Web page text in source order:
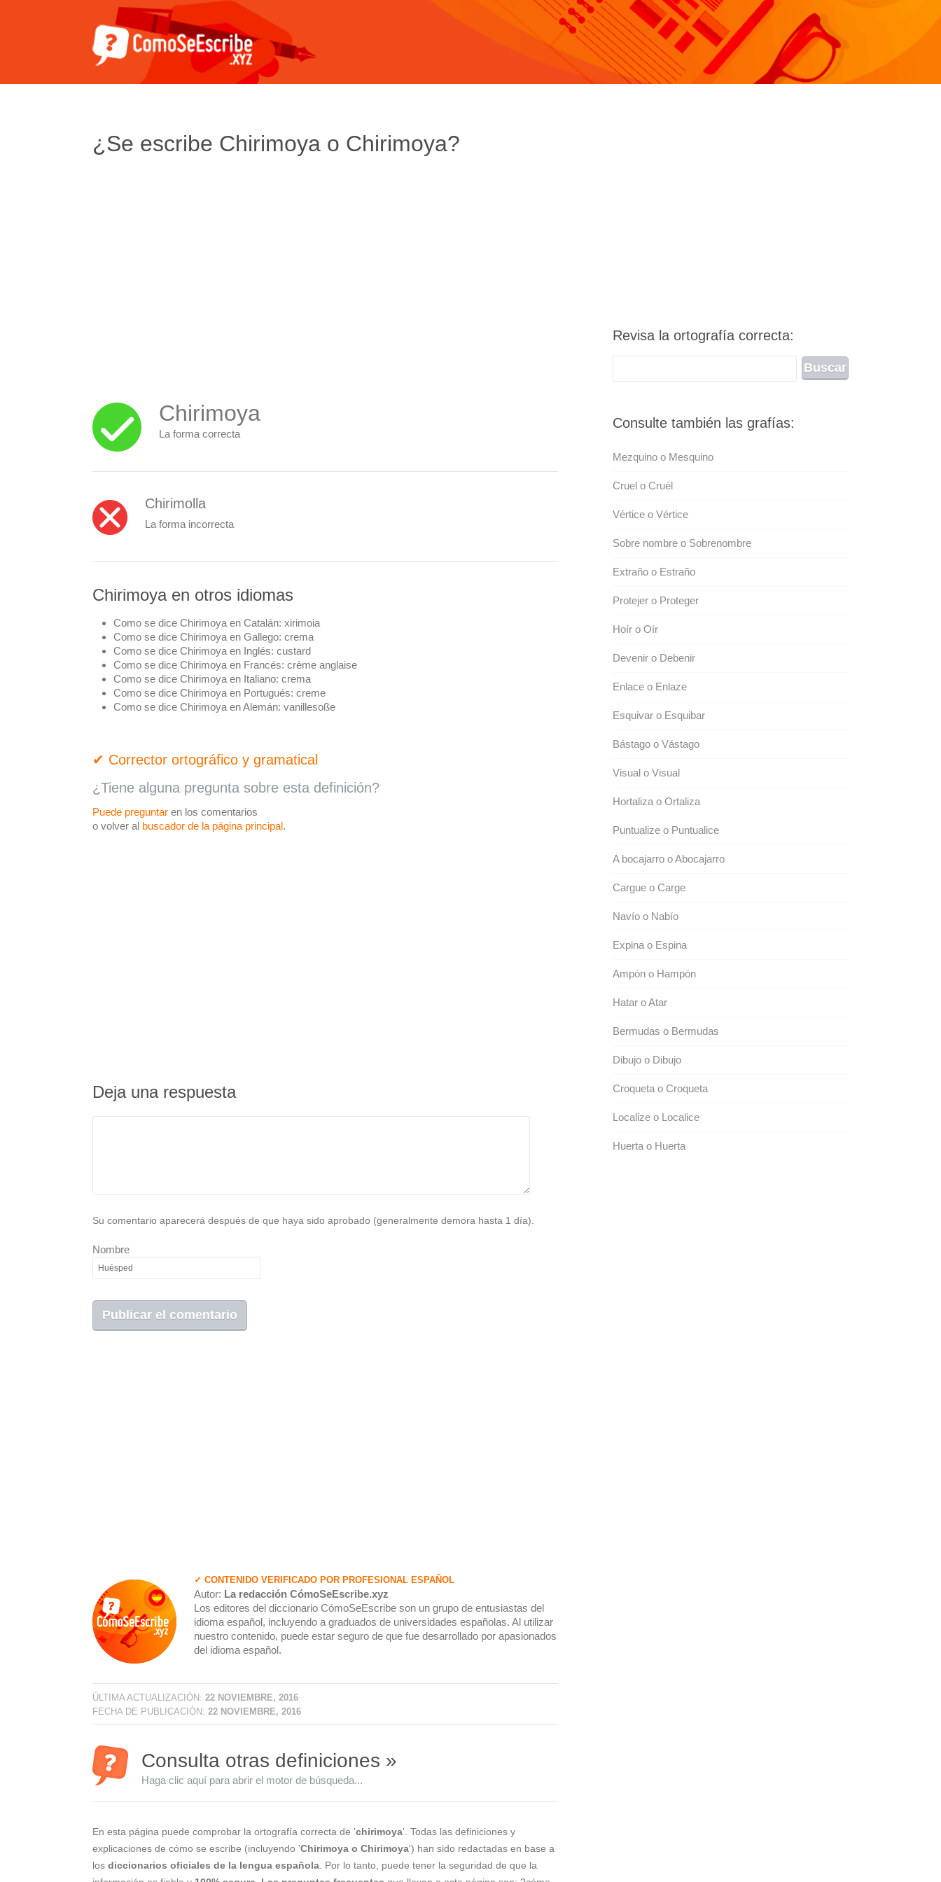
¿Se escribe Chirimoya o Chirimoya?
Chirimoya
La forma correcta
Chirimolla
La forma incorrecta
Chirimoya en otros idiomas
Como se dice Chirimoya en Catalán: xirimoia
Como se dice Chirimoya en Gallego: crema
Como se dice Chirimoya en Inglés: custard
Como se dice Chirimoya en Francés: crème anglaise
Como se dice Chirimoya en Italiano: crema
Como se dice Chirimoya en Portugués: creme
Como se dice Chirimoya en Alemán: vanillesoße
✔ Corrector ortográfico y gramatical
¿Tiene alguna pregunta sobre esta definición?
Puede preguntar en los comentarios
o volver al buscador de la página principal.
Deja una respuesta
Su comentario aparecerá después de que haya sido aprobado (generalmente demora hasta 1 día).
Nombre
✓ CONTENIDO VERIFICADO POR PROFESIONAL ESPAÑOL
Autor: La redacción CómoSeEscribe.xyz
Los editores del diccionario CómoSeEscribe son un grupo de entusiastas del
idioma español, incluyendo a graduados de universidades españolas. Al utilizar
nuestro contenido, puede estar seguro de que fue desarrollado por apasionados
del idioma español.
ÚLTIMA ACTUALIZACIÓN: 22 NOVIEMBRE, 2016
FECHA DE PUBLICACIÓN: 22 NOVIEMBRE, 2016
Consulta otras definiciones »
Haga clic aquí para abrir el motor de búsqueda...
En esta página puede comprobar la ortografía correcta de 'chirimoya'. Todas las definiciones y
explicaciones de cómo se escribe (incluyendo 'Chirimoya o Chirimoya') han sido redactadas en base a
los diccionarios oficiales de la lengua española . Por lo tanto, puede tener la seguridad de que la
Revisa la ortografía correcta:
Consulte también las grafías:
Mezquino o Mesquino
Cruel o Cruél
Vértice o Vértice
Sobre nombre o Sobrenombre
Extraño o Estraño
Protejer o Proteger
Hoír o Oír
Devenir o Debenir
Enlace o Enlaze
Esquivar o Esquibar
Bástago o Vástago
Visual o Visual
Hortaliza o Ortaliza
Puntualize o Puntualice
A bocajarro o Abocajarro
Cargue o Carge
Navío o Nabío
Expina o Espina
Ampón o Hampón
Hatar o Atar
Bermudas o Bermudas
Dibujo o Dibujo
Croqueta o Croqueta
Localize o Localice
Huerta o Huerta